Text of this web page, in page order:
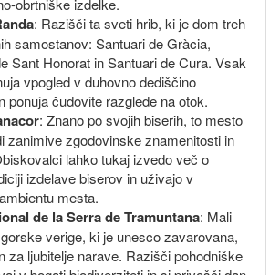
obrtniške izdelke.
: Razišči ta sveti hrib, ki je dom treh
samostanov: Santuari de Gràcia,
Sant Honorat in Santuari de Cura. Vsak
vpogled v duhovno dediščino
ponuja čudovite razglede na otok.
: Znano po svojih biserih, to mesto
zanimive zgodovinske znamenitosti in
lahko tukaj izvedo več o
izdelave biserov in uživajo v
mesta.
de la Serra de Tramuntana: Mali
verige, ki je unesco zavarovana,
za ljubitelje narave. Razišči pohodniške